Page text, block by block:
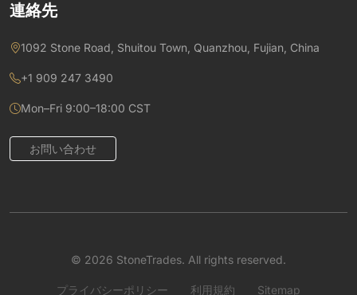
連絡先
1092 Stone Road, Shuitou Town, Quanzhou, Fujian, China
+1 909 247 3490
Mon–Fri 9:00–18:00 CST
お問い合わせ
© 2026 StoneTrades. All rights reserved.
プライバシーポリシー 利用規約 Sitemap